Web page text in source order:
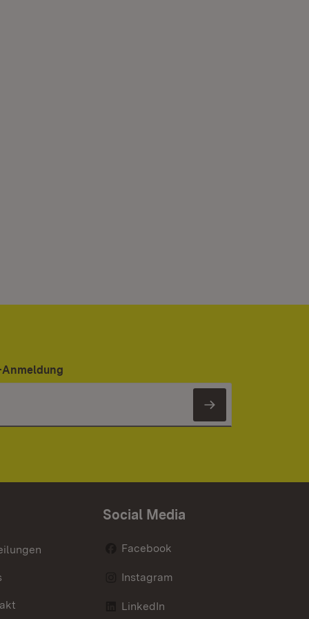
Newsletter
Social Media
Facebook
Instagram
LinkedIn